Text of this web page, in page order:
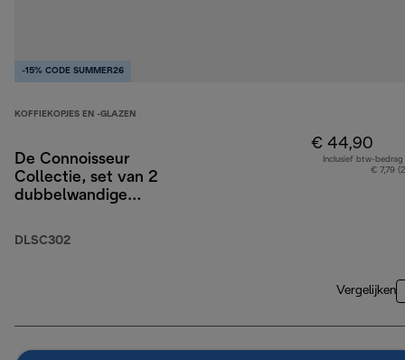
-15% CODE SUMMER26
KOFFIEKOPJES EN -GLAZEN
De Connoisseur
Collectie, set van 2
dubbelwandige
cappuccino- en 2
DLSC302
€ 44,90
Inclusief btw-bedrag
€ 7,79
Vergelijken